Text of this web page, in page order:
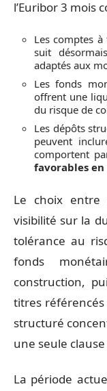
l’Euribor 3 mois
Les comptes
suit
adaptés aux
Les fonds
offrent une
du risque de
Les dépôts
peuvent
comportent
favorables en
Le choix entre
visibilité sur la
tolérance au
fonds
construction,
titres
structuré
une seule
La période